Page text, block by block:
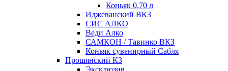
Коньяк 0,70 л
Иджеванский ВКЗ
СИС АЛКО
Веди Алко
САМКОН / Тавинко ВКЗ
Коньяк сувенирный Сабля
Прошянский КЗ
Эксклюзив